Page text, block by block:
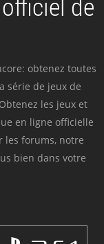
de
obtenez toutes
série de jeux de
les jeux et
en ligne officielle
les forums, notre
bien dans votre